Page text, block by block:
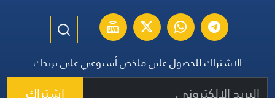
الاشتراك للحصول على ملخص أسبوعي على بريدك